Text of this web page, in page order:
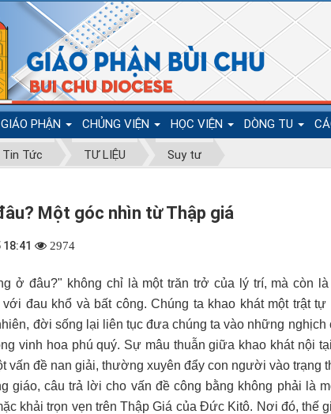
GIÁO PHẬN CHỦNG VIỆN HỌC VIỆN DÒNG TU
Tin Tức TƯ LIỆU Suy tư
Một góc nhìn từ Thập giá
2974
ở đâu?" không chỉ là một trăn trở của lý trí, mà còn
đau khổ và bất công. Chúng ta khao khát một trật
đời sống lại liên tục đưa chúng ta vào những
vinh hoa phú quý. Sự mâu thuẫn giữa khao khát nội
vấn đề nan giải, thường xuyên đẩy con người vào trạng
giáo, câu trả lời cho vấn đề công bằng không phải là
khải trọn vẹn trên Thập Giá của Đức Kitô. Nơi đó, thế